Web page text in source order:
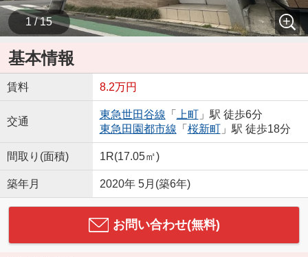
1 / 15
基本情報
賃料 8.2万円
交通
東急世田谷線 「 上町」駅 徒歩6分
東急田園都市線 「 桜新町」駅 徒歩18分
間取り(面積) 1R(17.05㎡)
築年月 2020年 5月(築6年)
お問い合わせ(無料)